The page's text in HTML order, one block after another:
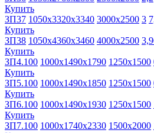
Купить
ЗП37 1050х3320х3340 3000х2500 3
Купить
ЗП38 1050х4360х3460 4000х2500
Купить
ЗП4.100 1000х1490х1790 1250х1500
Купить
ЗП5.100 1000х1490х1850 1250х1500
Купить
ЗП6.100 1000х1490х1930 1250х1500
Купить
ЗП7.100 1000х1740х2330 1500х2000